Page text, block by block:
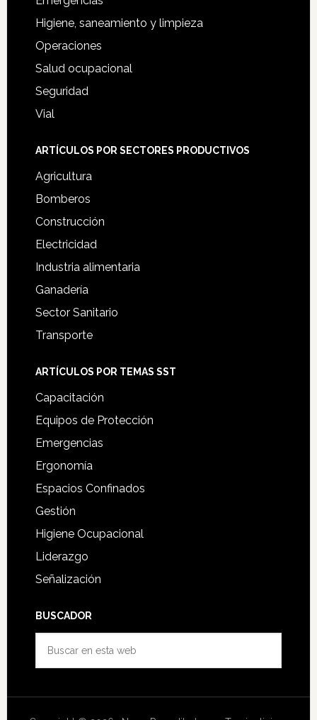
Higiene, saneamiento y limpieza
Operaciones
Salud ocupacional
Seguridad
Vial
ARTÍCULOS POR SECTORES PRODUCTIVOS
Agricultura
Bomberos
Construcción
Electricidad
Industria alimentaria
Ganadería
Sector Sanitario
Transporte
ARTÍCULOS POR TEMAS SST
Capacitación
Equipos de Protección
Emergencias
Ergonomía
Espacios Confinados
Gestión
Higiene Ocupacional
Liderazgo
Señalización
BUSCADOR
web